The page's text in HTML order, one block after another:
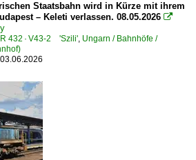
Staatsbahn wird in Kürze mit ihrem
– Keleti verlassen. 08.05.2026 
432 · V43-2 'Szili', Ungarn / Bahnhöfe /